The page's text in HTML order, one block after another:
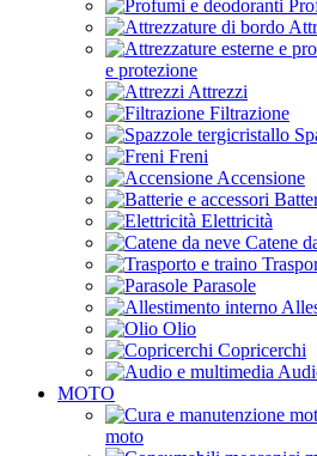
e protezione
Attrezzi
Filtrazione
Freni
Accensione
Elettricità
Catene
Parasole
Olio
Copricerchi
MOTO
moto